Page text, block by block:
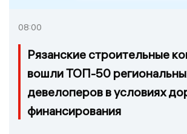
08:00
Рязанские строительные
вошли ТОП-50
девелоперов в условиях
финансирования